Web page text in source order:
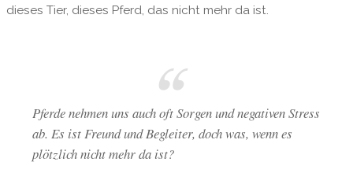
dieses Tier, dieses Pferd, das nicht mehr da ist.
Pferde nehmen uns auch oft Sorgen und negativen Stress
ab. Es ist Freund und Begleiter, doch was, wenn es
plötzlich nicht mehr da ist?